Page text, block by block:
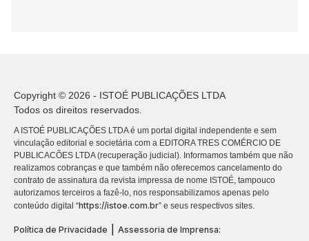
Copyright © 2026 - ISTOÉ PUBLICAÇÕES LTDA
Todos os direitos reservados.
A ISTOÉ PUBLICAÇÕES LTDA é um portal digital independente e sem
vinculação editorial e societária com a EDITORA TRES COMÉRCIO DE
PUBLICACÕES LTDA (recuperação judicial). Informamos também que não
realizamos cobranças e que também não oferecemos cancelamento do
contrato de assinatura da revista impressa de nome ISTOÉ, tampouco
autorizamos terceiros a fazê-lo, nos responsabilizamos apenas pelo
conteúdo digital “https://istoe.com.br” e seus respectivos sites.
Política de Privacidade
Assessoria de Imprensa: